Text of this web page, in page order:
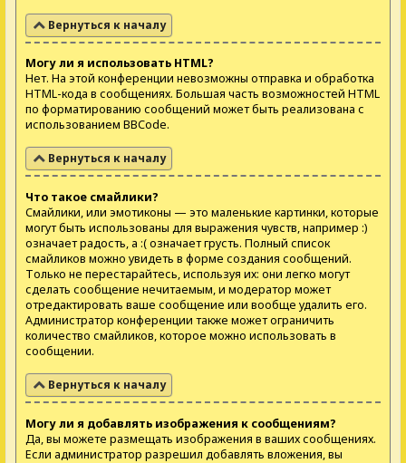
Вернуться к началу
Могу ли я использовать HTML?
Нет. На этой конференции невозможны отправка и обработка
HTML-кода в сообщениях. Большая часть возможностей HTML
по форматированию сообщений может быть реализована с
использованием BBCode.
Вернуться к началу
Что такое смайлики?
Смайлики, или эмотиконы — это маленькие картинки, которые
могут быть использованы для выражения чувств, например :)
означает радость, а :( означает грусть. Полный список
смайликов можно увидеть в форме создания сообщений.
Только не перестарайтесь, используя их: они легко могут
сделать сообщение нечитаемым, и модератор может
отредактировать ваше сообщение или вообще удалить его.
Администратор конференции также может ограничить
количество смайликов, которое можно использовать в
сообщении.
Вернуться к началу
Могу ли я добавлять изображения к сообщениям?
Да, вы можете размещать изображения в ваших сообщениях.
Если администратор разрешил добавлять вложения, вы